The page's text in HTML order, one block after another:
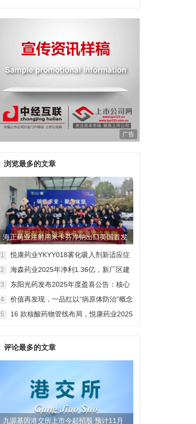
广告
浏览最多的文章
海正药业注射用米卡芬净钠出口美国首发
制剂全球化迈出关键一步
1
悦康药业YKYY018雾化吸入剂新适应症
感染防治
2
海森药业2025年净利1.36亿，新厂区建
3
东阳光药发布2025年度盈喜公告：核心
维度
4
价值再发现，一品红以“病原体防治”概念
5
16 款核酸药物管线布局，悦康药业2025
评论最多的文章
九源基因港交所上市今起招股 预计11月